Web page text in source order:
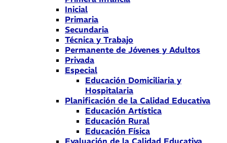
Inicial
Primaria
Secundaria
Técnica y Trabajo
Permanente de Jóvenes y Adultos
Privada
Especial
Educación Domiciliaria y
Hospitalaria
Planificación de la Calidad Educativa
Educación Artística
Educación Rural
Educación Física
Evaluación de la Calidad Educativa